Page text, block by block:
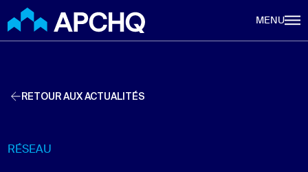
MENU
RETOUR AUX ACTUALITÉS
RÉSEAU